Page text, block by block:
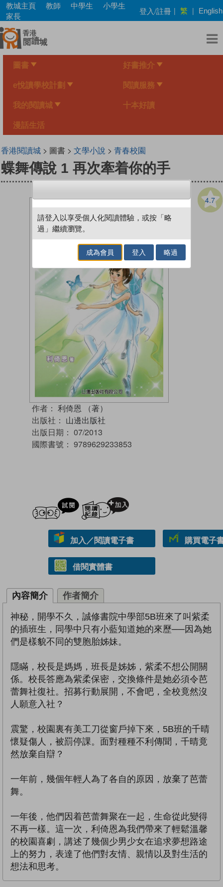
Skip
main
content
教城主頁 教師 中學生
小學生
家長
登入/註冊 | 繁 | English
圖書 好書推介
e悅讀學校計劃 閱讀服務
我的閱讀城 十本好讀
漫話生活
香港閱讀城> 圖書 > 文學小說 > 青春校園
蝶舞傳說 1 再次牽着你的手
4.7
作者： 利倚恩 （著）
出版社： 山邊出版社
出版日期： 07/2013
國際書號： 9789629233853
試閲
加入／閱讀電子書 購買電子
借閱實體書
內容簡介 作者簡介
神秘，開學不久，誠修書院中學部5B班來了叫紫柔
的插班生，同學中只有小藍知道她的來歷──因為她
們是樣貌不同的雙胞胎姊妹。
隱瞞，校長是媽媽，班長是姊姊，紫柔不想公開關
係。校長答應為紫柔保密，交換條件是她必須令芭
蕾舞社復社。招募行動展開，不會吧，全校竟然沒
人願意入社？
震驚，校園裏有美工刀從窗戶掉下來，5B班的千晴
懷疑傷人，被罰停課。面對種種不利傳聞，千晴竟
然放棄自辯？
一年前，幾個年輕人為了各自的原因，放棄了芭蕾
舞。
一年後，他們因着芭蕾舞聚在一起，生命從此變得
不再一樣。這一次，利倚恩為我們帶來了輕鬆溫馨
的校園喜劇，講述了幾個少男少女在追求夢想路途
上的努力，表達了他們對友情、親情以及對生活的
想法和思考。
請登入以享受個人化閱讀體驗，或按「略
過」繼續瀏覽。
成為會員 登入 略過